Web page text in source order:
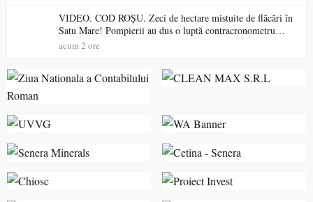
VIDEO. COD ROȘU. Zeci de hectare mistuite de flăcări în
Satu Mare! Pompierii au dus o luptă contracronometru
pentru a salva o pădure de la dezastru
acum 2 ore